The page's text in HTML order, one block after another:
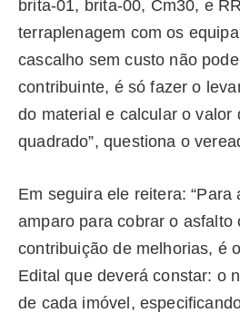
brita-01, brita-00, Cm30, e
terraplenagem com os
cascalho sem custo não
contribuinte, é só fazer o
do material e calcular o valor
quadrado”, questiona o
Em seguira ele reitera: “Para
amparo para cobrar o asfalto
contribuição de melhorias, é
Edital que deverá constar: o
de cada imóvel,